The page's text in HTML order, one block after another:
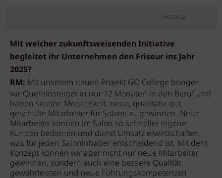
Anzeige
Mit welcher zukunftsweisenden Initiative
begleitet ihr Unternehmen den Friseur ins Jahr
2025?
RM: Mit unserem neuen Projekt GO College bringen
wir Quereinsteiger in nur 12 Monaten in den Beruf und
haben so eine Möglichkeit, neue, qualitativ gut
geschulte Mitarbeiter für Salons zu gewinnen. Neue
Mitarbeiter können im Salon so schneller eigene
Kunden bedienen und damit Umsatz erwirtschaften,
was für jeden Saloninhaber entscheidend ist. Mit dem
Konzept können wir aber nicht nur neue Mitarbeiter
gewinnen, sondern auch eine bessere Qualität
gewährleisten und neue Führungskompetenzen